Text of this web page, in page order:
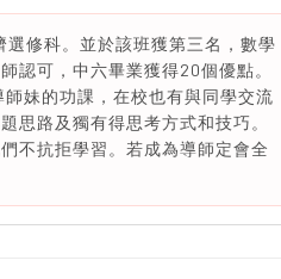
修科。並於該班獲第三名，數學
認可，中六畢業獲得20個優點。
妹的功課，在校也有與同學交流
思路及獨有得思考方式和技巧。
不抗拒學習。若成為導師定會全